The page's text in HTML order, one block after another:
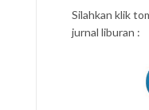
Silahkan klik
jurnal liburan :